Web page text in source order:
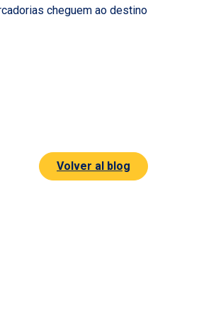
cheguem ao destino
Volver al blog